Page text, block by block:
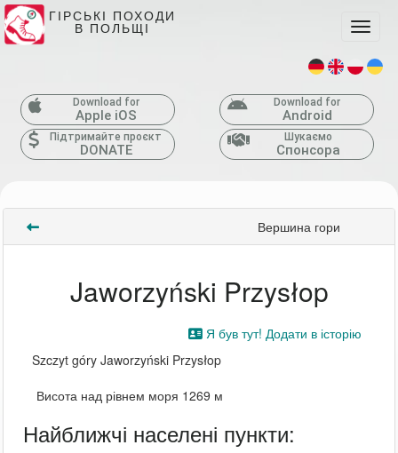
ГІРСЬКІ ПОХОДИ
В ПОЛЬЩІ
Download for
Apple iOS
Download for
Android
Підтримайте проєкт
DONATE
Шукаємо
Спонсора
Вершина гори
Jaworzyński Przysłop
Я був тут! Додати в історію
Szczyt góry Jaworzyński Przysłop
Висота над рівнем моря 1269 м
Найближчі населені пункти: